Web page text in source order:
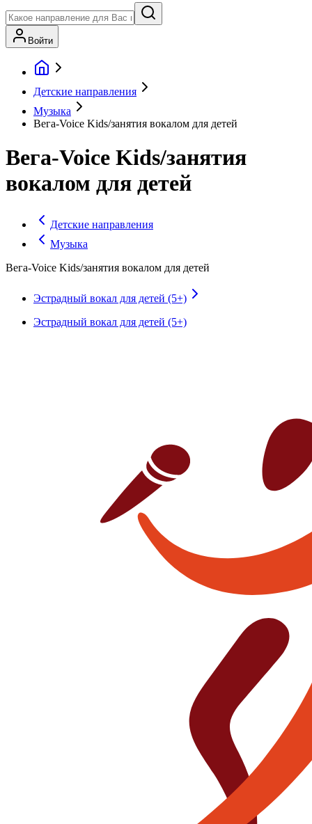
Войти
Детские направления
Музыка
Вега-Voice Kids/занятия вокалом для детей
Вега-Voice Kids/занятия
вокалом для детей
Детские направления
Музыка
Вега-Voice Kids/занятия вокалом для детей
Эстрадный вокал для детей (5+)
Эстрадный вокал для детей (5+)